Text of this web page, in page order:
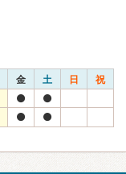
金 土 日 祝